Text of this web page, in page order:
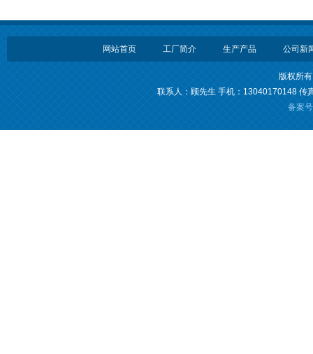
网站首页 工厂简介 生产产品 公司新
版权所
联系人：顾先生 手机：13040170148 传
备案